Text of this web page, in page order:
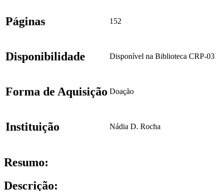
Páginas 152
Disponibilidade Disponível na Biblioteca CRP-03
Forma de Aquisição Doação
Instituição Nádia D. Rocha
Resumo:
Descrição: